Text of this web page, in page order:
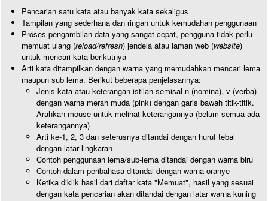
Pencarian satu kata atau banyak kata sekaligus
Tampilan yang sederhana dan ringan untuk kemudahan penggunaan
Proses pengambilan data yang sangat cepat, pengguna tidak perlu
memuat ulang (reload/refresh) jendela atau laman web (website)
untuk mencari kata berikutnya
Arti kata ditampilkan dengan warna yang memudahkan mencari lema
maupun sub lema. Berikut beberapa penjelasannya:
Jenis kata atau keterangan istilah semisal n (nomina), v (verba)
dengan warna merah muda (pink) dengan garis bawah titik-titik.
Arahkan mouse untuk melihat keterangannya (belum semua ada
keterangannya)
Arti ke-1, 2, 3 dan seterusnya ditandai dengan huruf tebal
dengan latar lingkaran
Contoh penggunaan lema/sub-lema ditandai dengan warna biru
Contoh dalam peribahasa ditandai dengan warna oranye
Ketika diklik hasil dari daftar kata "Memuat", hasil yang sesuai
dengan kata pencarian akan ditandai dengan latar warna kuning